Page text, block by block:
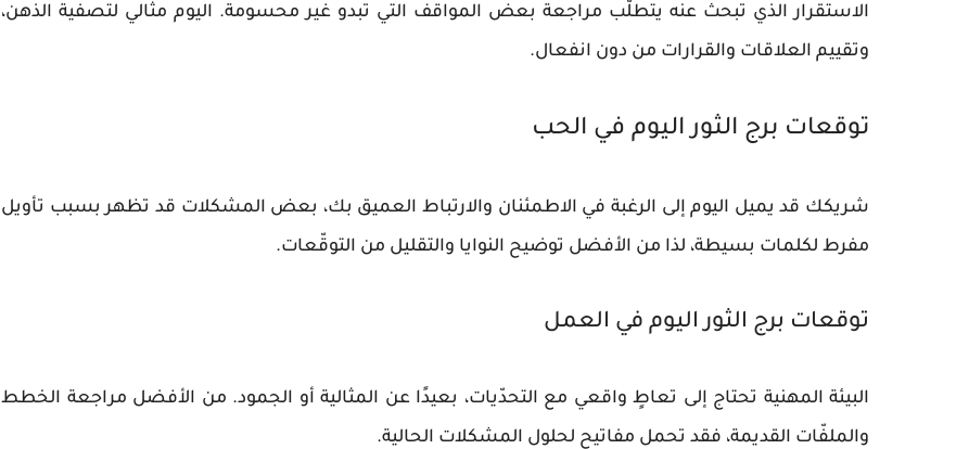
الاستقرار الذي تبحث عنه يتطلّب مراجعة بعض المواقف التي تبدو غير محسومة. اليوم مثالي لتصفية الذهن،
وتقييم العلاقات والقرارات من دون انفعال.
توقعات برج الثور اليوم في الحب
شريكك قد يميل اليوم إلى الرغبة في الاطمئنان والارتباط العميق بك، بعض المشكلات قد تظهر بسبب تأويل
مفرط لكلمات بسيطة، لذا من الأفضل توضيح النوايا والتقليل من التوقّعات.
توقعات برج الثور اليوم في العمل
البيئة المهنية تحتاج إلى تعاطٍ واقعي مع التحدّيات، بعيدًا عن المثالية أو الجمود. من الأفضل مراجعة الخطط
والملفّات القديمة، فقد تحمل مفاتيح لحلول المشكلات الحالية.